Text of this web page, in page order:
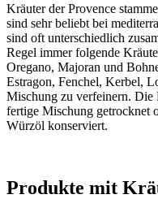
Kräuter der Provence
sind sehr beliebt bei
sind oft unterschiedlich
Regel immer folgende
Oregano, Majoran und
Estragon, Fenchel, Kerbel,
Mischung zu verfeinern. Die
fertige Mischung getrocknet
Würzöl konserviert.
Produkte mit